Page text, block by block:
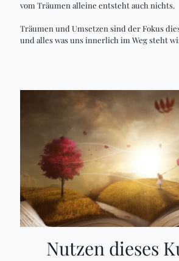
vom Träumen alleine entsteht auch nichts.
Träumen und Umsetzen sind der Fokus
und alles was uns innerlich im Weg steht
Nutzen dieses